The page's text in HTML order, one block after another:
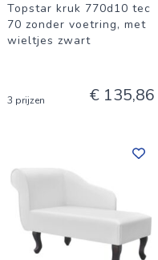
Topstar kruk 770d10 tec
70 zonder voetring, met
wieltjes zwart
3 prijzen € 135,86